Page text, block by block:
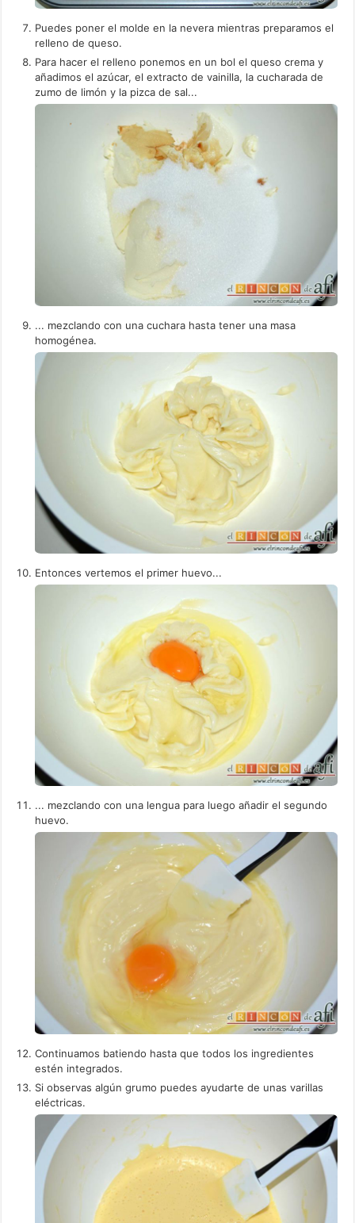
Puedes poner el molde en la nevera mientras preparamos el
relleno de queso.
Para hacer el relleno ponemos en un bol el queso crema y
añadimos el azúcar, el extracto de vainilla, la cucharada de
zumo de limón y la pizca de sal...
... mezclando con una cuchara hasta tener una masa
homogénea.
Entonces vertemos el primer huevo...
... mezclando con una lengua para luego añadir el segundo
huevo.
Continuamos batiendo hasta que todos los ingredientes
estén integrados.
Si observas algún grumo puedes ayudarte de unas varillas
eléctricas.